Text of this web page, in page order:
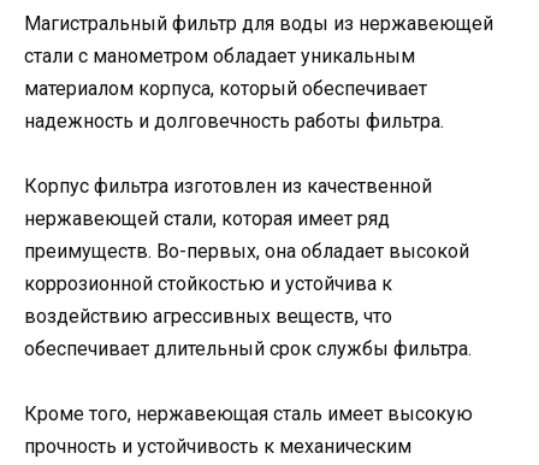
Магистральный фильтр для воды из нержавеющей
стали с манометром обладает уникальным
материалом корпуса, который обеспечивает
надежность и долговечность работы фильтра.
Корпус фильтра изготовлен из качественной
нержавеющей стали, которая имеет ряд
преимуществ. Во-первых, она обладает высокой
коррозионной стойкостью и устойчива к
воздействию агрессивных веществ, что
обеспечивает длительный срок службы фильтра.
Кроме того, нержавеющая сталь имеет высокую
прочность и устойчивость к механическим